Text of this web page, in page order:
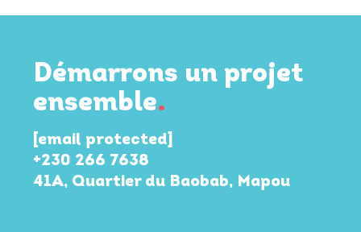
Démarrons un projet
ensemble.
[email protected]
+230 266 7638
41A, Quartier du Baobab, Mapou